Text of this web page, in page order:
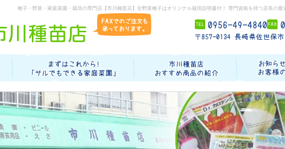
種子・野菜・家庭菜園・栽培の専門店【市川種苗店】全野菜種子はオリジナル栽培説明書付！ 専門資格を持つ店長の